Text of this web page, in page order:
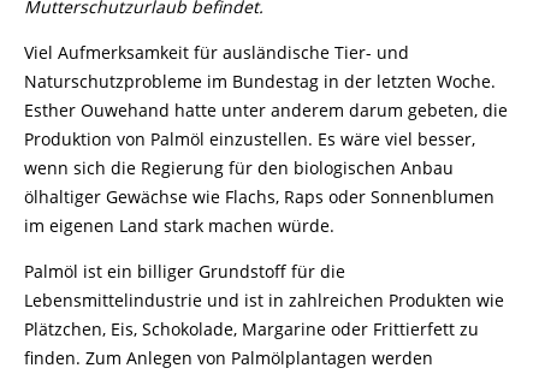
Mutterschutzurlaub befindet.
Viel Aufmerksamkeit für ausländische Tier- und
Naturschutzprobleme im Bundestag in der letzten Woche.
Esther Ouwehand hatte unter anderem darum gebeten, die
Produktion von Palmöl einzustellen. Es wäre viel besser,
wenn sich die Regierung für den biologischen Anbau
ölhaltiger Gewächse wie Flachs, Raps oder Sonnenblumen
im eigenen Land stark machen würde.
Palmöl ist ein billiger Grundstoff für die
Lebensmittelindustrie und ist in zahlreichen Produkten wie
Plätzchen, Eis, Schokolade, Margarine oder Frittierfett zu
finden. Zum Anlegen von Palmölplantagen werden